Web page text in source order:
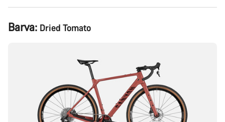
Konfigurace
produktu
Barva: Dried Tomato